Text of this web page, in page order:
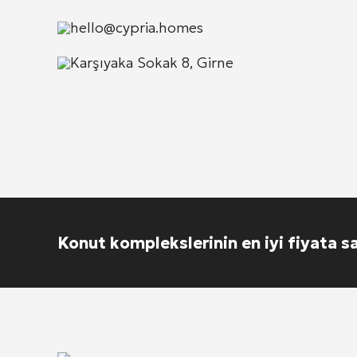
hello@cypria.homes
Karşıyaka Sokak 8, Girne
Konut komplekslerinin en iyi fiyata